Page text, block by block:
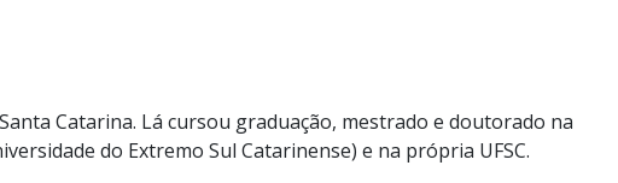
Catarina. Lá cursou graduação, mestrado e doutorado na
do Extremo Sul Catarinense) e na própria UFSC.